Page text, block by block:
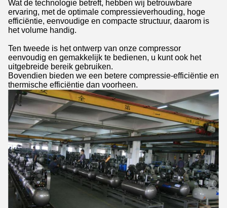
Wat de technologie betreft, hebben wij betrouwbare
ervaring, met de optimale compressieverhouding, hoge
efficiëntie, eenvoudige en compacte structuur, daarom is
het volume handig.
Ten tweede is het ontwerp van onze compressor
eenvoudig en gemakkelijk te bedienen, u kunt ook het
uitgebreide bereik gebruiken.
Bovendien bieden we een betere compressie-efficiëntie en
thermische efficiëntie dan voorheen.